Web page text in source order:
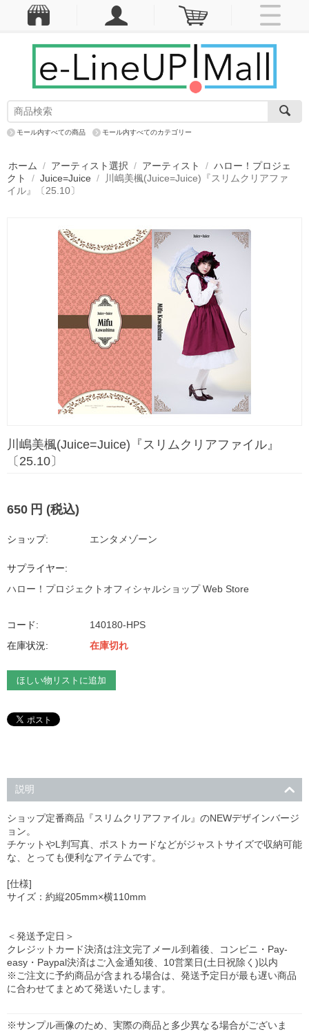
モール内すべての商品 モール内すべてのカテゴリー
ホーム / アーティスト選択 / アーティスト / ハロー！プロジェ
クト
/ Juice=Juice /
川嶋美楓(Juice=Juice)『スリムクリアファ
イル』〔25.10〕
川嶋美楓(Juice=Juice)『スリムクリアファイル』
〔25.10〕
650 円 (税込)
ショップ: エンタメゾーン
サプライヤー:
ハロー！プロジェクトオフィシャルショップ Web Store
コード:
140180-HPS
在庫状況:
在庫切れ
ほしい物リストに追加
説明
ショップ定番商品『スリムクリアファイル』のNEWデザインバージ
ョン。
チケットやL判写真、ポストカードなどがジャストサイズで収納可能
な、とっても便利なアイテムです。
[仕様]
サイズ：約縦205mm×横110mm
＜発送予定日＞
クレジットカード決済は注文完了メール到着後、コンビニ・Pay-
easy・Paypal決済はご入金通知後、10営業日(土日祝除く)以内
※ご注文に予約商品が含まれる場合は、発送予定日が最も遅い商品
に合わせてまとめて発送いたします。
※サンプル画像のため、実際の商品と多少異なる場合がございま